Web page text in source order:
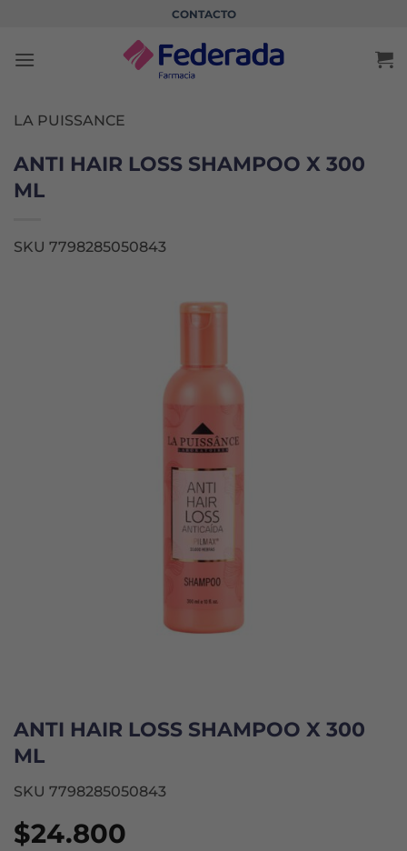
contenido
CONTACTO
LA PUISSANCE
ANTI HAIR LOSS SHAMPOO X 300
ML
SKU 7798285050843
ANTI HAIR LOSS SHAMPOO X 300
ML
SKU 7798285050843
$24.800